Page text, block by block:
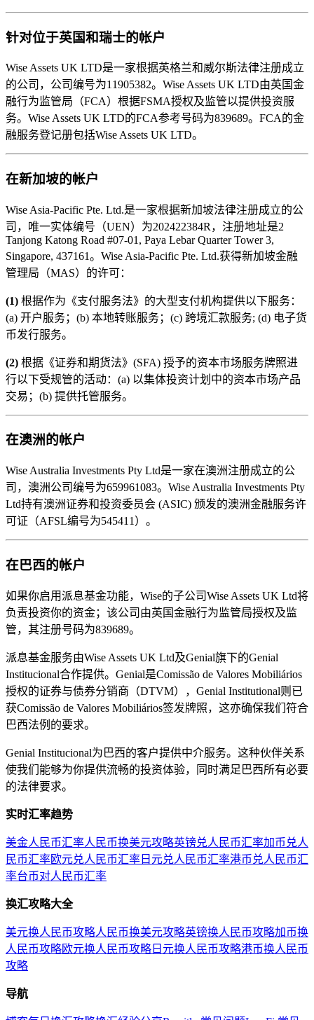
针对位于英国和瑞士的帐户
Wise Assets UK LTD是一家根据英格兰和威尔斯法律注册成立
的公司，公司编号为11905382。Wise Assets UK LTD由英国金
融行为监管局（FCA）根据FSMA授权及监管以提供投资服
务。Wise Assets UK LTD的FCA参考号码为839689。FCA的金
融服务登记册包括Wise Assets UK LTD。
在新加坡的帐户
Wise Asia-Pacific Pte. Ltd.是一家根据新加坡法律注册成立的公
司，唯一实体编号（UEN）为202422384R，注册地址是2
Tanjong Katong Road #07-01, Paya Lebar Quarter Tower 3,
Singapore, 437161。Wise Asia-Pacific Pte. Ltd.获得新加坡金融
管理局（MAS）的许可：
(1) 根据作为《支付服务法》的大型支付机构提供以下服务：
(a) 开户服务；(b) 本地转账服务；(c) 跨境汇款服务; (d) 电子货
币发行服务。
(2) 根据《证券和期货法》(SFA) 授予的资本市场服务牌照进
行以下受规管的活动：(a) 以集体投资计划中的资本市场产品
交易；(b) 提供托管服务。
在澳洲的帐户
Wise Australia Investments Pty Ltd是一家在澳洲注册成立的公
司，澳洲公司编号为659961083。Wise Australia Investments Pty
Ltd持有澳洲证券和投资委员会 (ASIC) 颁发的澳洲金融服务许
可证（AFSL编号为545411）。
在巴西的帐户
如果你启用派息基金功能，Wise的子公司Wise Assets UK Ltd将
负责投资你的资金；该公司由英国金融行为监管局授权及监
管，其注册号码为839689。
派息基金服务由Wise Assets UK Ltd及Genial旗下的Genial
Institucional合作提供。Genial是Comissão de Valores Mobiliários
授权的证券与债券分销商（DTVM），Genial Institutional则已
获Comissão de Valores Mobiliários签发牌照，这亦确保我们符合
巴西法例的要求。
Genial Institucional为巴西的客户提供中介服务。这种伙伴关系
使我们能够为你提供流畅的投资体验，同时满足巴西所有必要
的法律要求。
实时汇率趋势
美金人民币汇率人民币换美元攻略英镑兑人民币汇率加币兑人
民币汇率欧元兑人民币汇率 日元兑人民币汇率港币兑人民币汇
率台币对人民币汇率
换汇攻略大全
美元换人民币攻略人民币换美元攻略英镑换人民币攻略加币换
人民币攻略欧元换人民币攻略 日元换人民币攻略港币换人民币
攻略
导航